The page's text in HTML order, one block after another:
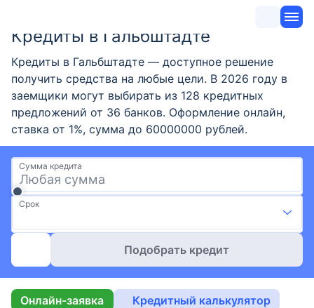
Кредиты в Гальбштадте
Кредиты в Гальбштадте — доступное решение
получить средства на любые цели. В 2026 году в
заемщики могут выбирать из 128 кредитных
предложений от 36 банков. Оформление онлайн,
ставка от 1%, сумма до 60000000 рублей.
Сумма кредита
Срок
Подобрать кредит
Онлайн-заявка Кредитный калькулятор